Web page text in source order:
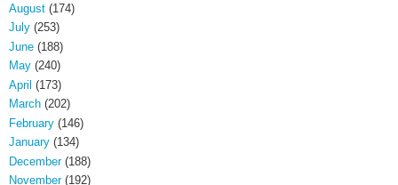
August (174)
July (253)
June (188)
May (240)
April (173)
March (202)
February (146)
January (134)
December(188)
November(192)